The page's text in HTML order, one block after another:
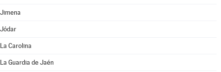
Jimena
Jódar
La Carolina
La Guardia de Jaén